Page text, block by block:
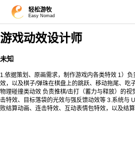
轻松游牧
Easy Nomad
游戏动效设计师
未知
1.依据策划、原画需求，制作游戏内各类特效 1）
效，以及棋子/弹珠在棋盘上的跳跃、移动拖尾、吃
物理碰撞类动效 负责推棋/击打（蓄力与释放）的视
击特效、目标落袋的光效与强反馈动效等 3.系统与
败结算动画、连击特效、互动表情包特效，以及结